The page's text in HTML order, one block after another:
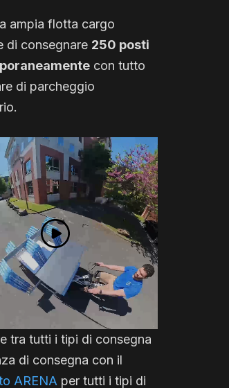
ampia flotta cargo
di consegnare 250 posti
con tutto
di parcheggio
tra tutti i tipi di consegna
di consegna con il
ARENA per tutti i tipi di